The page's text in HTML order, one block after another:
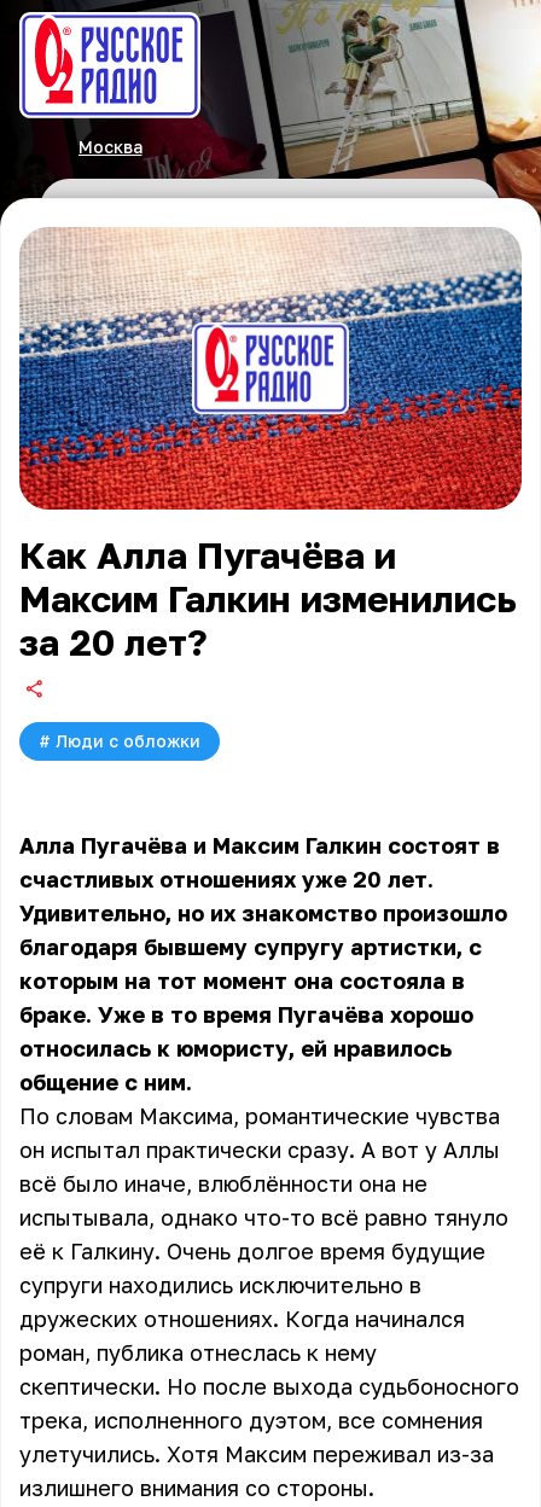
Москва
Как Алла Пугачёва и
Максим Галкин изменились
за 20 лет?
# Люди с обложки
Алла Пугачёва и Максим Галкин состоят в
счастливых отношениях уже 20 лет.
Удивительно, но их знакомство произошло
благодаря бывшему супругу артистки, с
которым на тот момент она состояла в
браке. Уже в то время Пугачёва хорошо
относилась к юмористу, ей нравилось
общение с ним.
По словам Максима, романтические чувства
он испытал практически сразу. А вот у Аллы
всё было иначе, влюблённости она не
испытывала, однако что-то всё равно тянуло
её к Галкину. Очень долгое время будущие
супруги находились исключительно в
дружеских отношениях. Когда начинался
роман, публика отнеслась к нему
скептически. Но после выхода судьбоносного
трека, исполненного дуэтом, все сомнения
улетучились. Хотя Максим переживал из-за
излишнего внимания со стороны.